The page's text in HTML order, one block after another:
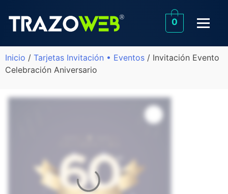
0
Inicio / Tarjetas Invitación • Eventos / Invitación Evento
Celebración Aniversario